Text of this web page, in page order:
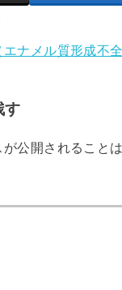
エナメル質形成不
す
公開されること